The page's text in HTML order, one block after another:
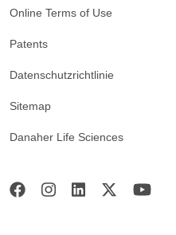
Online Terms of Use
Patents
Datenschutzrichtlinie
Sitemap
Danaher Life Sciences